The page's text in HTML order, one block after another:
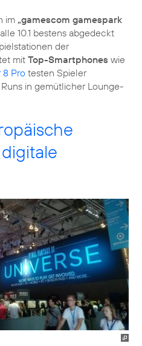
im „gamescom gamespark
10.1 bestens abgedeckt
der
mit Top-Smartphones wie
8 Protesten Spieler
in gemütlicher Lounge-